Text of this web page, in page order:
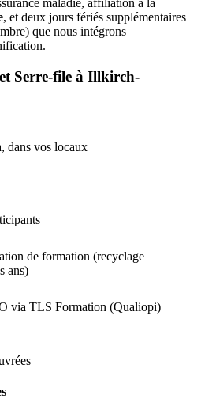
maladie, affiliation à la
, et deux jours fériés supplémentaires
que nous intégrons
Serre-file à Illkirch-
dans vos locaux
de formation (recyclage
ans)
via TLS Formation (Qualiopi)